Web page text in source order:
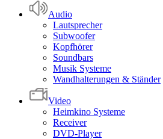
Audio
Lautsprecher
Subwoofer
Kopfhörer
Soundbars
Musik Systeme
Wandhalterungen & Ständer
Video
Heimkino Systeme
Receiver
DVD-Player